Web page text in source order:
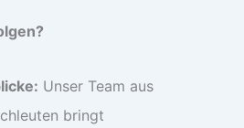
Unser Team aus
bringt